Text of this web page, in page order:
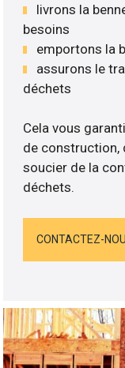
livrons la
besoins
emportons la
assurons le
déchets
Cela vous
de construction,
soucier de la
déchets.
CONTACTEZ-